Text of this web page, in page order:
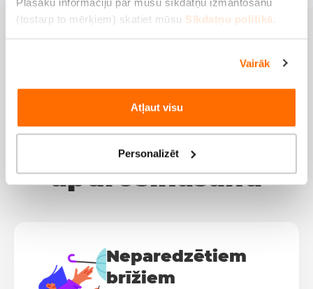
(tostarp to mērķiem) skatiet mūsu Sīkdatņu politikā
Vairāk
Atļaut visu
Personalizēt
Gudri iemesli
izvēlētiesNelaimes
gadījumu
apdrošināšanu
Neparedzētiem
brīžiem